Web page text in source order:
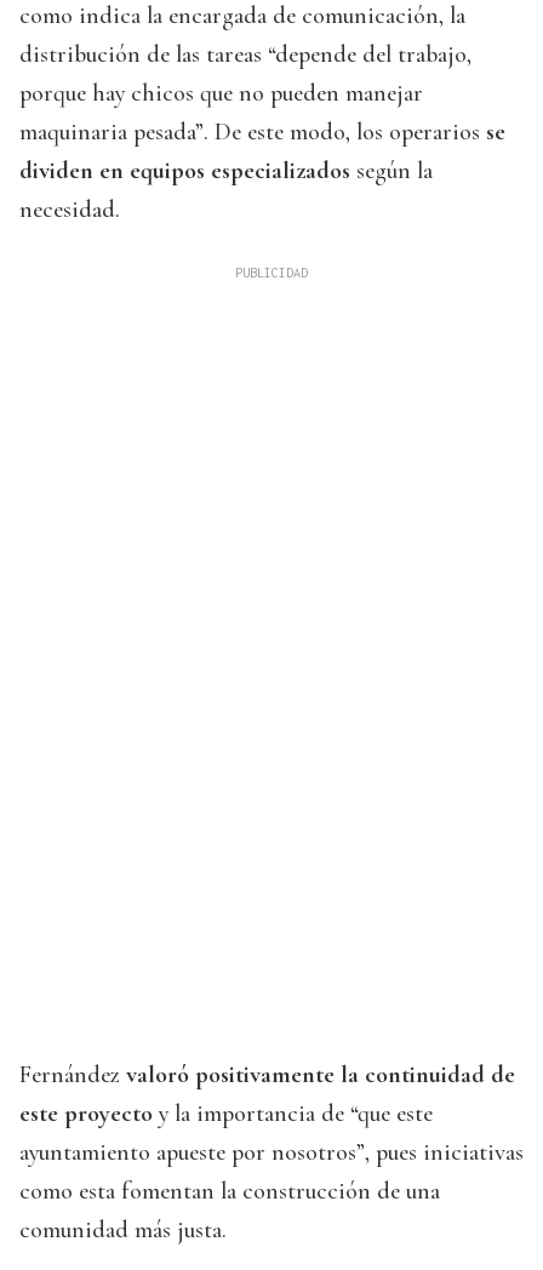
como indica la encargada de comunicación, la
distribución de las tareas “depende del trabajo,
porque hay chicos que no pueden manejar
maquinaria pesada”. De este modo, los operarios se
dividen en equipos especializados según la
necesidad.
Fernández valoró positivamente la continuidad de
este proyecto y la importancia de “que este
ayuntamiento apueste por nosotros”, pues iniciativas
como esta fomentan la construcción de una
comunidad más justa.